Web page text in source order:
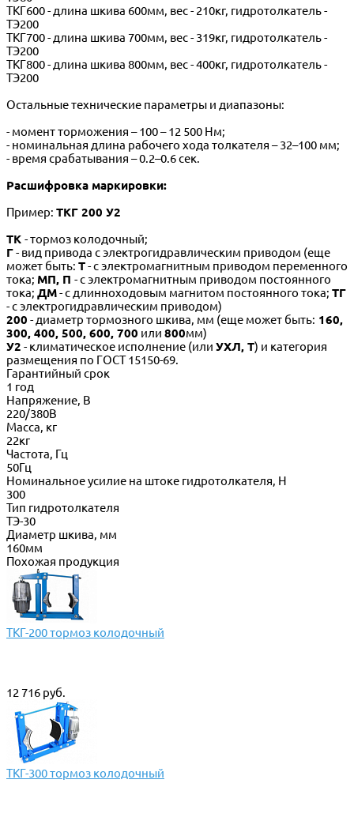
ТКГ600 - длина шкива 600мм, вес - 210кг, гидротолкатель -
ТЭ200
ТКГ700 - длина шкива 700мм, вес - 319кг, гидротолкатель -
ТЭ200
ТКГ800 - длина шкива 800мм, вес - 400кг, гидротолкатель -
ТЭ200
Остальные технические параметры и диапазоны:
- момент торможения – 100 – 12 500 Нм;
- номинальная длина рабочего хода толкателя – 32–100 мм;
- время срабатывания – 0.2–0.6 сек.
Расшифровка маркировки:
Пример: ТКГ 200 У2
ТК - тормоз колодочный;
Г- вид привода с электрогидравлическим приводом (еще
может быть: Т- с электромагнитным приводом переменного
тока; МП, П - с электромагнитным приводом постоянного
тока; ДМ- с длинноходовым магнитом постоянного тока; ТГ
- с электрогидравлическим приводом)
200 - диаметр тормозного шкива, мм (еще может быть: 160,
300, 400, 500, 600, 700 или 800мм)
У2 - климатическое исполнение (или УХЛ, Т) и категория
размещения по ГОСТ 15150-69.
Гарантийный срок
1 год
Напряжение, В
220/380В
Масса, кг
22кг
Частота, Гц
50Гц
Номинальное усилие на штоке гидротолкателя, Н
300
Тип гидротолкателя
ТЭ-30
Диаметр шкива, мм
160мм
Похожая продукция
ТКГ-200 тормоз колодочный
12 716 руб.
ТКГ-300 тормоз колодочный